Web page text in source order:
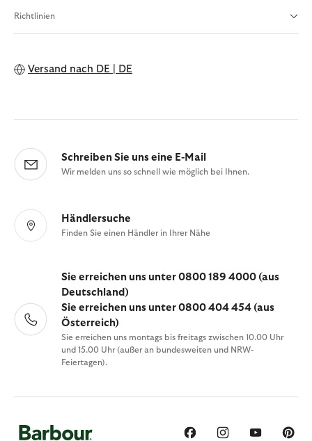
Richtlinien
Versand nach DE | DE
Schreiben Sie uns eine E-Mail
Wir melden uns so schnell wie möglich bei Ihnen.
Händlersuche
Finden Sie einen Händler in Ihrer Nähe
Sie erreichen uns unter 0800 189 4000 (aus
Deutschland)
Sie erreichen uns unter 0800 404 454 (aus
Österreich)
Sie erreichen uns montags bis freitags zwischen 10.00 Uhr
und 15.00 Uhr (außer an bundesweiten und NRW-
Feiertagen).